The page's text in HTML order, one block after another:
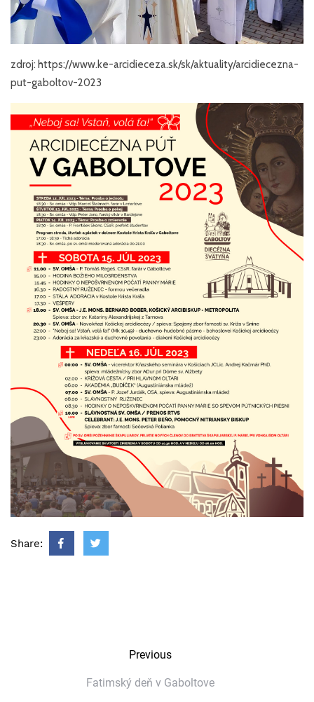
zdroj: https://www.ke-arcidieceza.sk/sk/aktuality/arcidiecezna-
put-gaboltov-2023
Share:
Previous
Fatimský deň v Gaboltove